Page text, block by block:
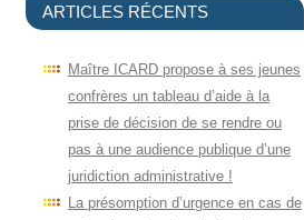
ARTICLES RÉCENTS
Maître ICARD propose à ses jeunes
confrères un tableau d’aide à la
prise de décision de se rendre ou
pas à une audience publique d’une
juridiction administrative !
La présomption d’urgence en cas de